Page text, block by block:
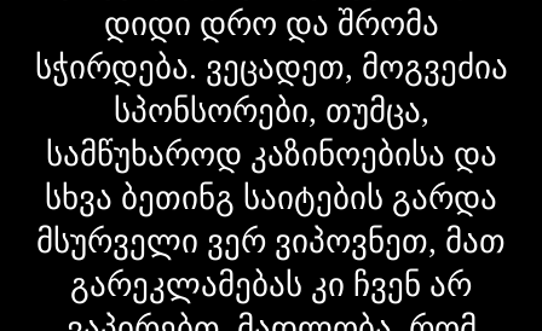
დიდი დრო და შრომა
სჭირდება. ვეცადეთ, მოგვეძია
სპონსორები, თუმცა,
სამწუხაროდ კაზინოებისა და
სხვა ბეთინგ საიტების გარდა
მსურველი ვერ ვიპოვნეთ, მათ
გარეკლამებას კი ჩვენ არ